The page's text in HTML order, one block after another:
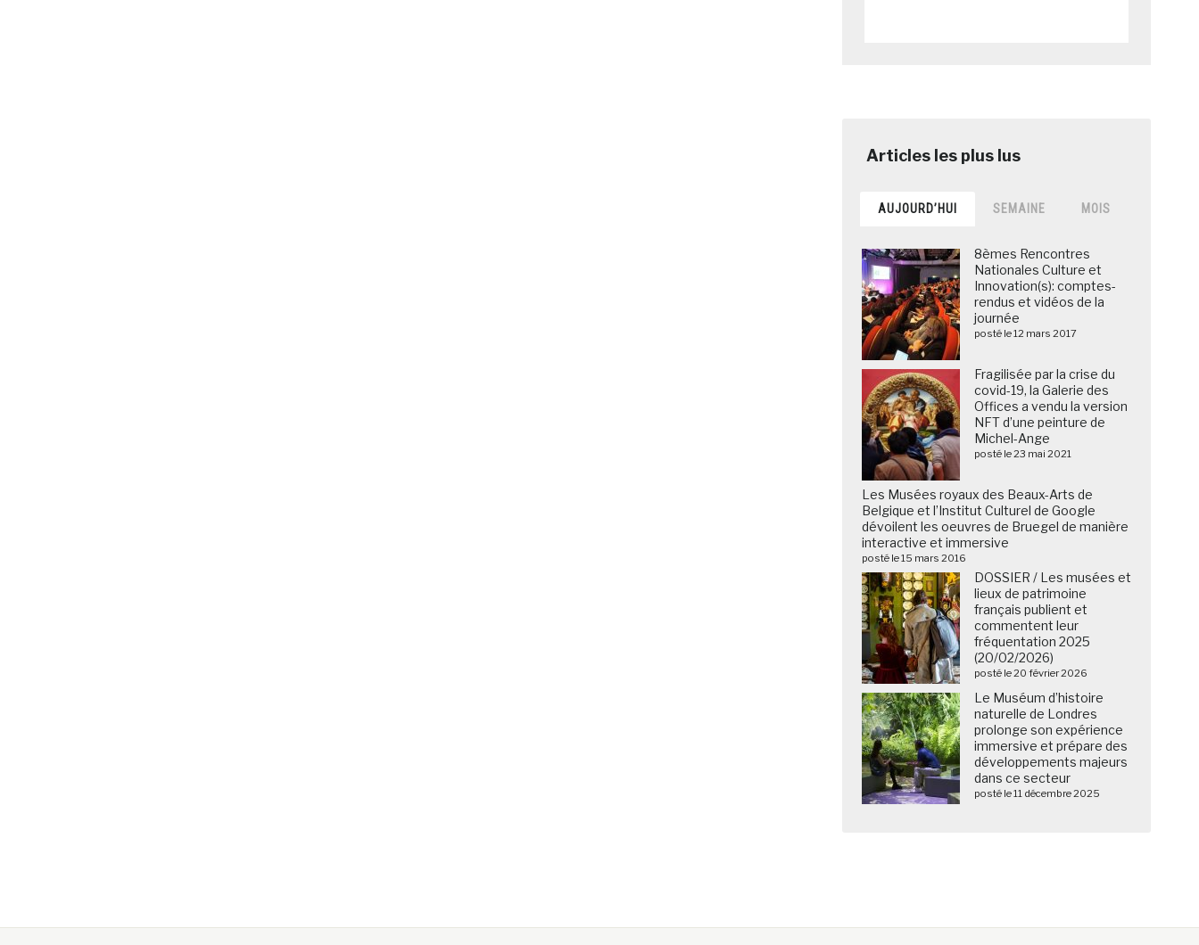
AUJOURD’HUI SEMAINE MOIS
8èmes Rencontres
Nationales Culture et
Innovation(s): comptes-
rendus et vidéos de la
journée
posté le 12 mars 2017
Fragilisée par la crise du
covid-19, la Galerie des
Offices a vendu la version
NFT d’une peinture de
Michel-Ange
posté le 23 mai 2021
Les Musées royaux des Beaux-Arts de
Belgique et l’Institut Culturel de Google
dévoilent les oeuvres de Bruegel de manière
interactive et immersive
posté le 15 mars 2016
DOSSIER / Les musées et
lieux de patrimoine
français publient et
commentent leur
fréquentation 2025
(20/02/2026)
posté le 20 février 2026
Le Muséum d’histoire
naturelle de Londres
prolonge son expérience
immersive et prépare des
développements majeurs
dans ce secteur
posté le 11 décembre 2025